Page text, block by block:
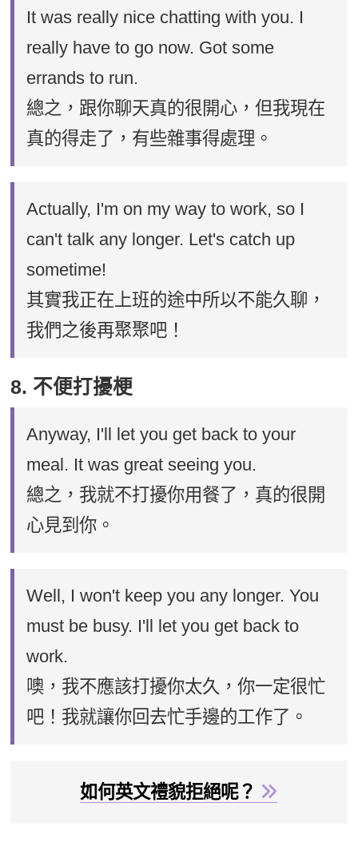
It was really nice chatting with you. I
really have to go now. Got some
errands to run.
總之，跟你聊天真的很開心，但我現在
真的得走了，有些雜事得處理。
Actually, I'm on my way to work, so I
can't talk any longer. Let's catch up
sometime!
其實我正在上班的途中所以不能久聊，
我們之後再聚聚吧！
8. 不便打擾梗
Anyway, I'll let you get back to your
meal. It was great seeing you.
總之，我就不打擾你用餐了，真的很開
心見到你。
Well, I won't keep you any longer. You
must be busy. I'll let you get back to
work.
噢，我不應該打擾你太久，你一定很忙
吧！我就讓你回去忙手邊的工作了。
如何英文禮貌拒絕呢？